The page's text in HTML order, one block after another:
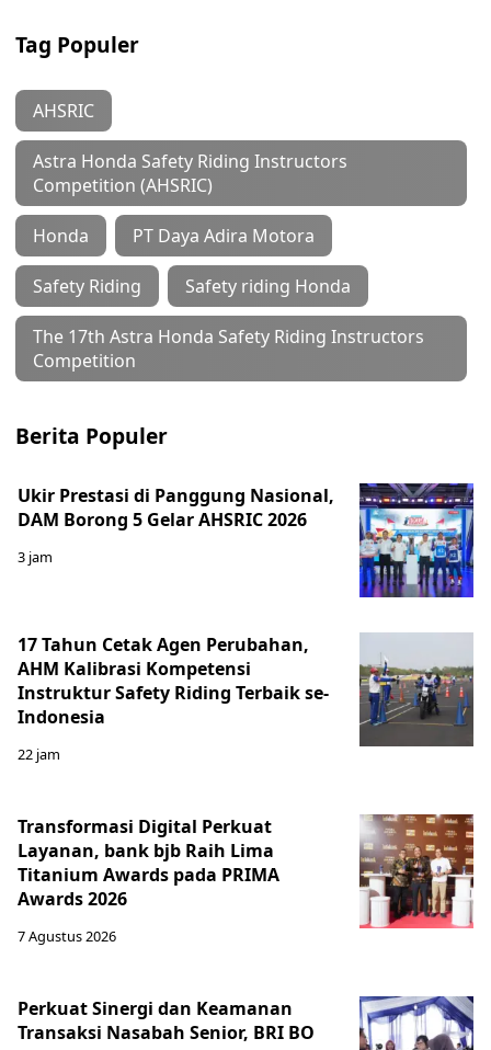
Tag Populer
AHSRIC
Astra Honda Safety Riding Instructors
Competition (AHSRIC)
Honda PT Daya Adira Motora
Safety Riding Safety riding Honda
The 17th Astra Honda Safety Riding Instructors
Competition
Berita Populer
Ukir Prestasi di Panggung Nasional,
DAM Borong 5 Gelar AHSRIC 2026
3 jam
17 Tahun Cetak Agen Perubahan,
AHM Kalibrasi Kompetensi
Instruktur Safety Riding Terbaik se-
Indonesia
22 jam
Transformasi Digital Perkuat
Layanan, bank bjb Raih Lima
Titanium Awards pada PRIMA
Awards 2026
7 Agustus 2026
Perkuat Sinergi dan Keamanan
Transaksi Nasabah Senior, BRI BO